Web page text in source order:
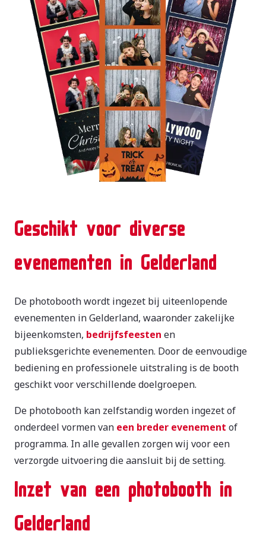
Geschikt voor diverse
evenementen in Gelderland
De photobooth wordt ingezet bij uiteenlopende
evenementen in Gelderland, waaronder zakelijke
bijeenkomsten, bedrijfsfeesten en
publieksgerichte evenementen. Door de eenvoudige
bediening en professionele uitstraling is de booth
geschikt voor verschillende doelgroepen.
De photobooth kan zelfstandig worden ingezet of
onderdeel vormen van een breder evenement of
programma. In alle gevallen zorgen wij voor een
verzorgde uitvoering die aansluit bij de setting.
Inzet van een photobooth in
Gelderland